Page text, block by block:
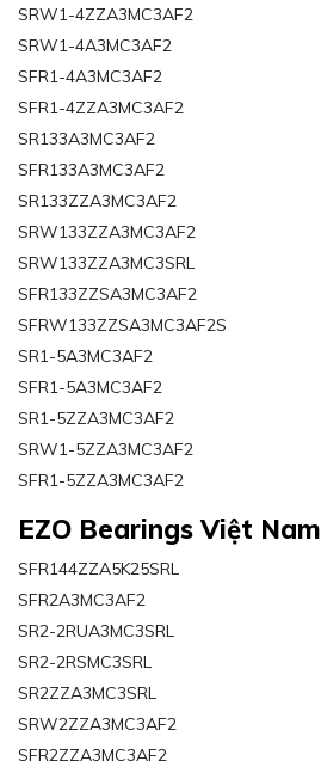
SRW1-4ZZA3MC3AF2
SRW1-4A3MC3AF2
SFR1-4A3MC3AF2
SFR1-4ZZA3MC3AF2
SR133A3MC3AF2
SFR133A3MC3AF2
SR133ZZA3MC3AF2
SRW133ZZA3MC3AF2
SRW133ZZA3MC3SRL
SFR133ZZSA3MC3AF2
SFRW133ZZSA3MC3AF2S
SR1-5A3MC3AF2
SFR1-5A3MC3AF2
SR1-5ZZA3MC3AF2
SRW1-5ZZA3MC3AF2
SFR1-5ZZA3MC3AF2
EZO Bearings Việt Nam
SFR144ZZA5K25SRL
SFR2A3MC3AF2
SR2-2RUA3MC3SRL
SR2-2RSMC3SRL
SR2ZZA3MC3SRL
SRW2ZZA3MC3AF2
SFR2ZZA3MC3AF2